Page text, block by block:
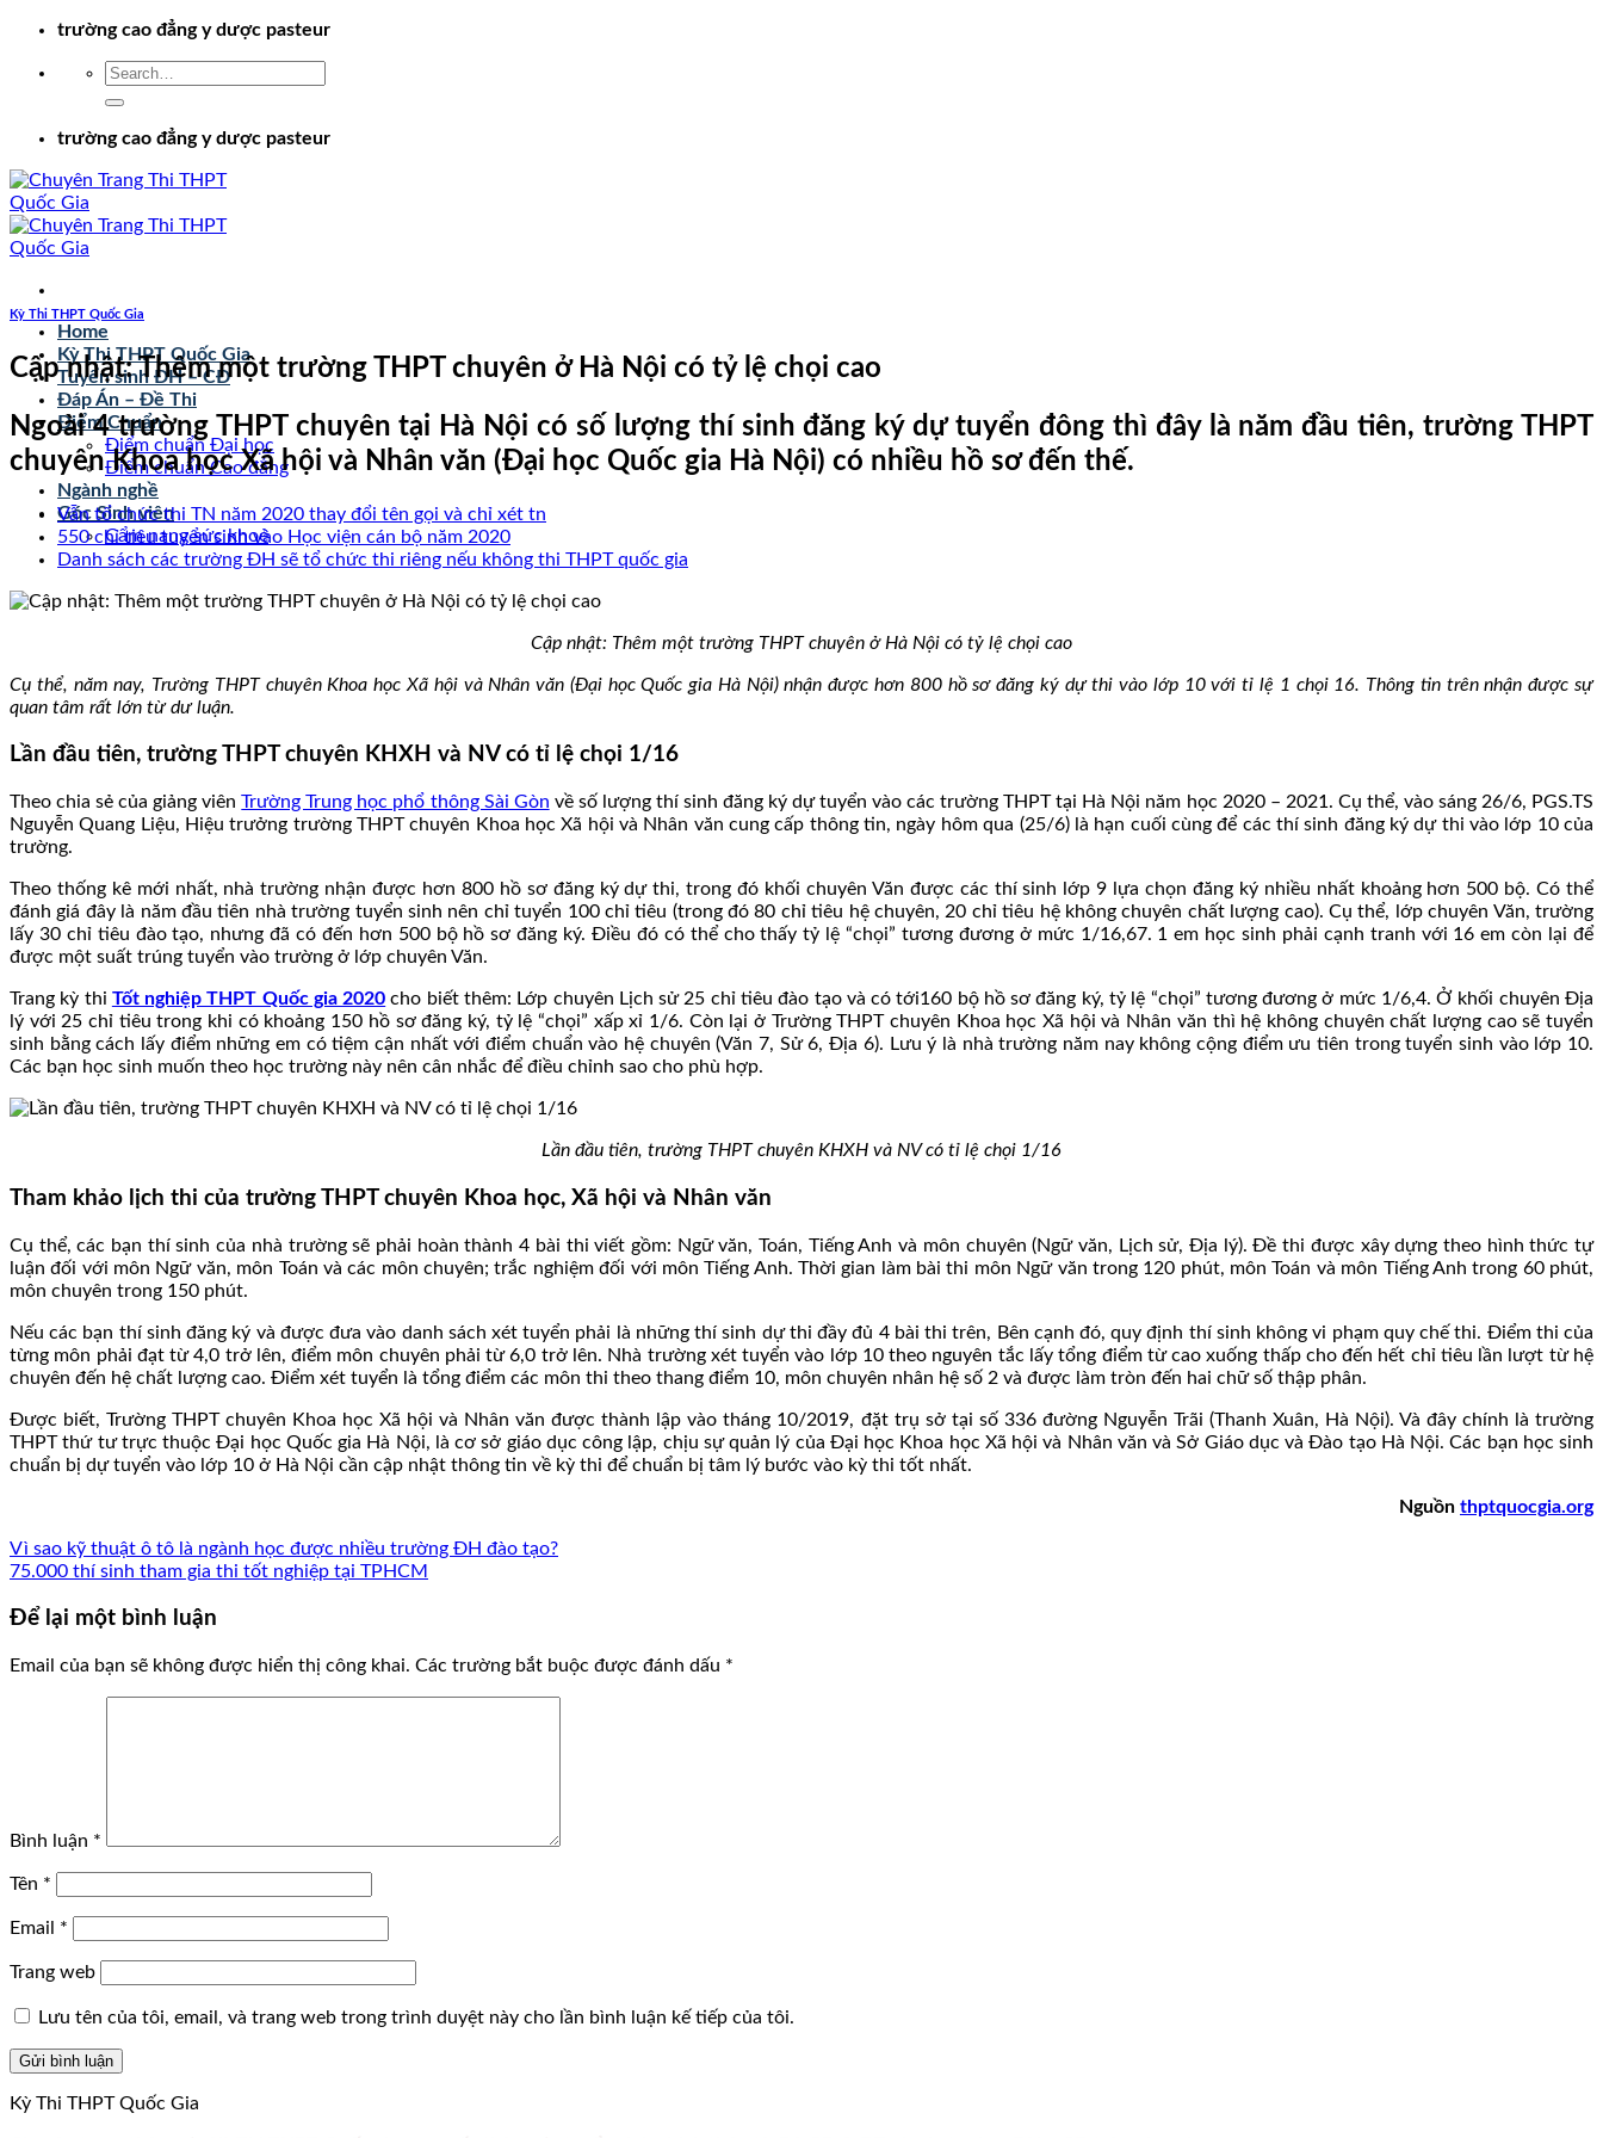
Chuyểntrường cao đẳng y dược pasteur
trường cao đẳng y dược pasteur
Home
Kỳ Thi THPT Quốc Gia
Tuyển sinh ĐH – CĐ
Đáp Án – Đề Thi
Điểm Chuẩn
Điểm chuẩn Đại học
Điểm chuẩn Cao đẳng
Ngành nghề
Góc Sinh viên
Cẩm nang sức khoẻ
Kỳ Thi THPT Quốc Gia
Cập nhật: Thêm một trường THPT chuyên ở Hà Nội có tỷ lệ chọi cao
Ngoài 4 trường THPT chuyên tại Hà Nội có số lượng thí sinh đăng ký dự tuyển đông thì đây là năm đầu tiên, trường THPT
chuyên Khoa học Xã hội và Nhân văn (Đại học Quốc gia Hà Nội) có nhiều hồ sơ đến thế.
Vẫn tổ chức thi TN năm 2020 thay đổi tên gọi và chỉ xét tn
550 chỉ tiêu tuyển sinh vào Học viện cán bộ năm 2020
Danh sách các trường ĐH sẽ tổ chức thi riêng nếu không thi THPT quốc gia
Cập nhật: Thêm một trường THPT chuyên ở Hà Nội có tỷ lệ chọi cao
Cụ thể, năm nay, Trường THPT chuyên Khoa học Xã hội và Nhân văn (Đại học Quốc gia Hà Nội) nhận được hơn 800 hồ sơ đăng ký dự thi vào lớp 10 với tỉ lệ 1 chọi 16. Thông tin trên nhận được sự
quan tâm rất lớn từ dư luận.
Lần đầu tiên, trường THPT chuyên KHXH và NV có tỉ lệ chọi 1/16
Theo chia sẻ của giảng viênTrường Trung học phổ thông Sài Gòn về số lượng thí sinh đăng ký dự tuyển vào các trường THPT tại Hà Nội năm học 2020 – 2021. Cụ thể, vào sáng 26/6, PGS.TS
Nguyễn Quang Liệu, Hiệu trưởng trường THPT chuyên Khoa học Xã hội và Nhân văn cung cấp thông tin, ngày hôm qua (25/6) là hạn cuối cùng để các thí sinh đăng ký dự thi vào lớp 10 của
trường.
Theo thống kê mới nhất, nhà trường nhận được hơn 800 hồ sơ đăng ký dự thi, trong đó khối chuyên Văn được các thí sinh lớp 9 lựa chọn đăng ký nhiều nhất khoảng hơn 500 bộ. Có thể
đánh giá đây là năm đầu tiên nhà trường tuyển sinh nên chỉ tuyển 100 chỉ tiêu (trong đó 80 chỉ tiêu hệ chuyên, 20 chỉ tiêu hệ không chuyên chất lượng cao). Cụ thể, lớp chuyên Văn, trường
lấy 30 chỉ tiêu đào tạo, nhưng đã có đến hơn 500 bộ hồ sơ đăng ký. Điều đó có thể cho thấy tỷ lệ “chọi” tương đương ở mức 1/16,67. 1 em học sinh phải cạnh tranh với 16 em còn lại để
được một suất trúng tuyển vào trường ở lớp chuyên Văn.
Trang kỳ thi Tốt nghiệp THPT Quốc gia 2020 cho biết thêm: Lớp chuyên Lịch sử 25 chỉ tiêu đào tạo và có tới160 bộ hồ sơ đăng ký, tỷ lệ “chọi” tương đương ở mức 1/6,4. Ở khối chuyên Địa
lý với 25 chỉ tiêu trong khi có khoảng 150 hồ sơ đăng ký, tỷ lệ “chọi” xấp xỉ 1/6. Còn lại ở Trường THPT chuyên Khoa học Xã hội và Nhân văn thì hệ không chuyên chất lượng cao sẽ tuyển
sinh bằng cách lấy điểm những em có tiệm cận nhất với điểm chuẩn vào hệ chuyên (Văn 7, Sử 6, Địa 6). Lưu ý là nhà trường năm nay không cộng điểm ưu tiên trong tuyển sinh vào lớp 10.
Các bạn học sinh muốn theo học trường này nên cân nhắc để điều chỉnh sao cho phù hợp.
Lần đầu tiên, trường THPT chuyên KHXH và NV có tỉ lệ chọi 1/16
Tham khảo lịch thi của trường THPT chuyên Khoa học, Xã hội và Nhân văn
Cụ thể, các bạn thí sinh của nhà trường sẽ phải hoàn thành 4 bài thi viết gồm: Ngữ văn, Toán, Tiếng Anh và môn chuyên (Ngữ văn, Lịch sử, Địa lý). Đề thi được xây dựng theo hình thức tự
luận đối với môn Ngữ văn, môn Toán và các môn chuyên; trắc nghiệm đối với môn Tiếng Anh. Thời gian làm bài thi môn Ngữ văn trong 120 phút, môn Toán và môn Tiếng Anh trong 60 phút,
môn chuyên trong 150 phút.
Nếu các bạn thí sinh đăng ký và được đưa vào danh sách xét tuyển phải là những thí sinh dự thi đầy đủ 4 bài thi trên, Bên cạnh đó, quy định thí sinh không vi phạm quy chế thi. Điểm thi của
từng môn phải đạt từ 4,0 trở lên, điểm môn chuyên phải từ 6,0 trở lên. Nhà trường xét tuyển vào lớp 10 theo nguyên tắc lấy tổng điểm từ cao xuống thấp cho đến hết chỉ tiêu lần lượt từ hệ
chuyên đến hệ chất lượng cao. Điểm xét tuyển là tổng điểm các môn thi theo thang điểm 10, môn chuyên nhân hệ số 2 và được làm tròn đến hai chữ số thập phân.
Được biết, Trường THPT chuyên Khoa học Xã hội và Nhân văn được thành lập vào tháng 10/2019, đặt trụ sở tại số 336 đường Nguyễn Trãi (Thanh Xuân, Hà Nội). Và đây chính là trường
THPT thứ tư trực thuộc Đại học Quốc gia Hà Nội, là cơ sở giáo dục công lập, chịu sự quản lý của Đại học Khoa học Xã hội và Nhân văn và Sở Giáo dục và Đào tạo Hà Nội. Các bạn học sinh
chuẩn bị dự tuyển vào lớp 10 ở Hà Nội cần cập nhật thông tin về kỳ thi để chuẩn bị tâm lý bước vào kỳ thi tốt nhất.
Nguồn thptquocgia.org
Vì sao kỹ thuật ô tô là ngành học được nhiều trường ĐH đào tạo?
75.000 thí sinh tham gia thi tốt nghiệp tại TPHCM
Để lại một bình luận
Email của bạn sẽ không được hiển thị công khai. Các trường bắt buộc được đánh dấu *
Bình luận *
Tên *
Email *
Trang web
Lưu tên của tôi, email, và trang web trong trình duyệt này cho lần bình luận kế tiếp của tôi.
Kỳ Thi THPT Quốc Gia